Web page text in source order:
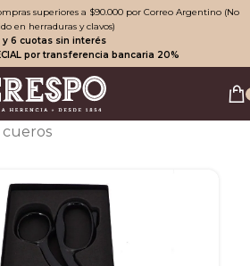
superiores a $90.000 por Correo Argentino (No
en herraduras y clavos)
y 6 cuotas sin interés
por transferencia bancaria 20%